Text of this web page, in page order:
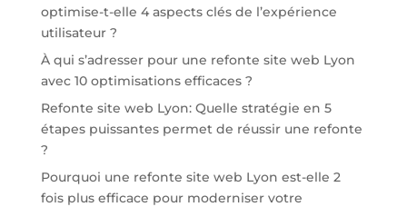
optimise-t-elle 4 aspects clés de l’expérience
utilisateur ?
À qui s’adresser pour une refonte site web Lyon
avec 10 optimisations efficaces ?
Refonte site web Lyon: Quelle stratégie en 5
étapes puissantes permet de réussir une refonte
?
Pourquoi une refonte site web Lyon est-elle 2
fois plus efficace pour moderniser votre